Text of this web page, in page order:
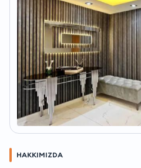
HAKKIMIZDA